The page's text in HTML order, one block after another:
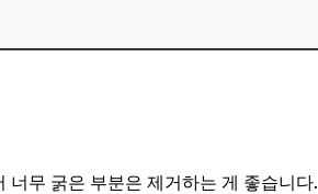
너무 굵은 부분은 제거하는 게 좋습니다.